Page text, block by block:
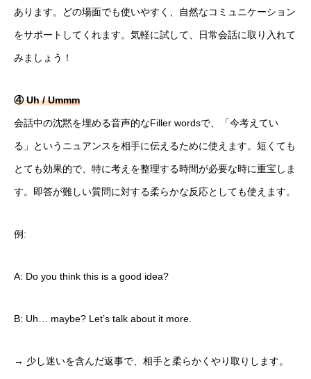
あります。どの場面でも使いやすく、自然なコミュニケーション
をサポートしてくれます。気軽に試して、日常会話に取り入れて
みましょう！
④ Uh / Ummm
会話中の沈黙を埋める音声的なFiller wordsで、「今考えてい
る」というニュアンスを相手に伝えるために使えます。短くても
とても効果的で、特に考えを整理する時間が必要な時に重宝しま
す。即答が難しい質問に対する柔らかな反応としても使えます。
例:
A: Do you think this is a good idea?
B: Uh… maybe? Let’s talk about it more.
→ 少し迷いを含んだ返事で、相手と柔らかくやり取りします。